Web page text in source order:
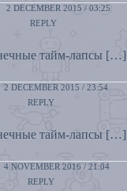
2 DECEMBER 2015 / 03:25
REPLY
тайм-лапсы […]
2 DECEMBER 2015 / 23:54
REPLY
тайм-лапсы […]
4 NOVEMBER 2016 / 21:04
REPLY